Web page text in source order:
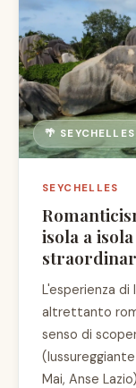
🌴 SEYCHELLES
SEYCHELLES
isola a
L'esperienza di
altrettanto
senso di
Mai, Anse